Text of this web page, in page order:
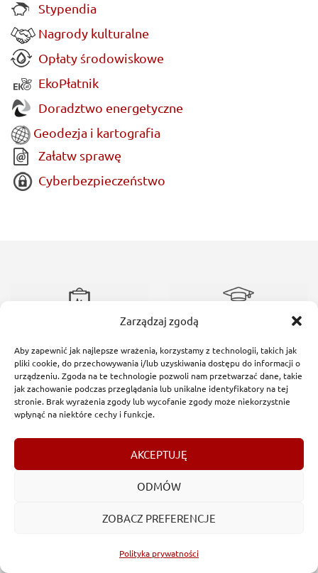
Zarządzaj zgodą
Aby zapewnić jak najlepsze wrażenia, korzystamy z technologii, takich jak
pliki cookie, do przechowywania i/lub uzyskiwania dostępu do informacji o
urządzeniu. Zgoda na te technologie pozwoli nam przetwarzać dane, takie
jak zachowanie podczas przeglądania lub unikalne identyfikatory na tej
stronie. Brak wyrażenia zgody lub wycofanie zgody może niekorzystnie
wpłynąć na niektóre cechy i funkcje.
AKCEPTUJĘ
ODMÓW
ZOBACZ PREFERENCJE
Polityka prywatności
Stypendia
Nagrody kulturalne
Opłaty środowiskowe
EkoPłatnik
Doradztwo energetyczne
Geodezja i kartografia
Załatw sprawę
Cyberbezpieczeństwo